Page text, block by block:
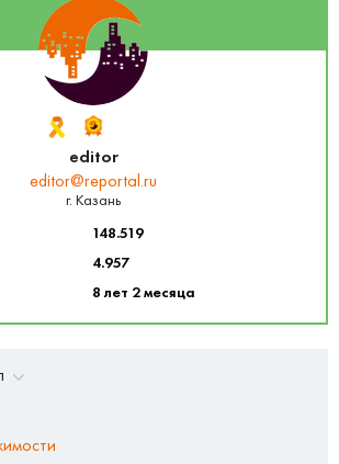
editor
editor@reportal.ru
г. Казань
148.519
4.957
8 лет 2 месяца